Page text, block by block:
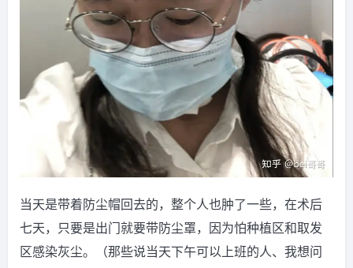
当天是带着防尘帽回去的，整个人也肿了一些，在术后
七天，只要是出门就要带防尘罩，因为怕种植区和取发
区感染灰尘。（那些说当天下午可以上班的人、我想问